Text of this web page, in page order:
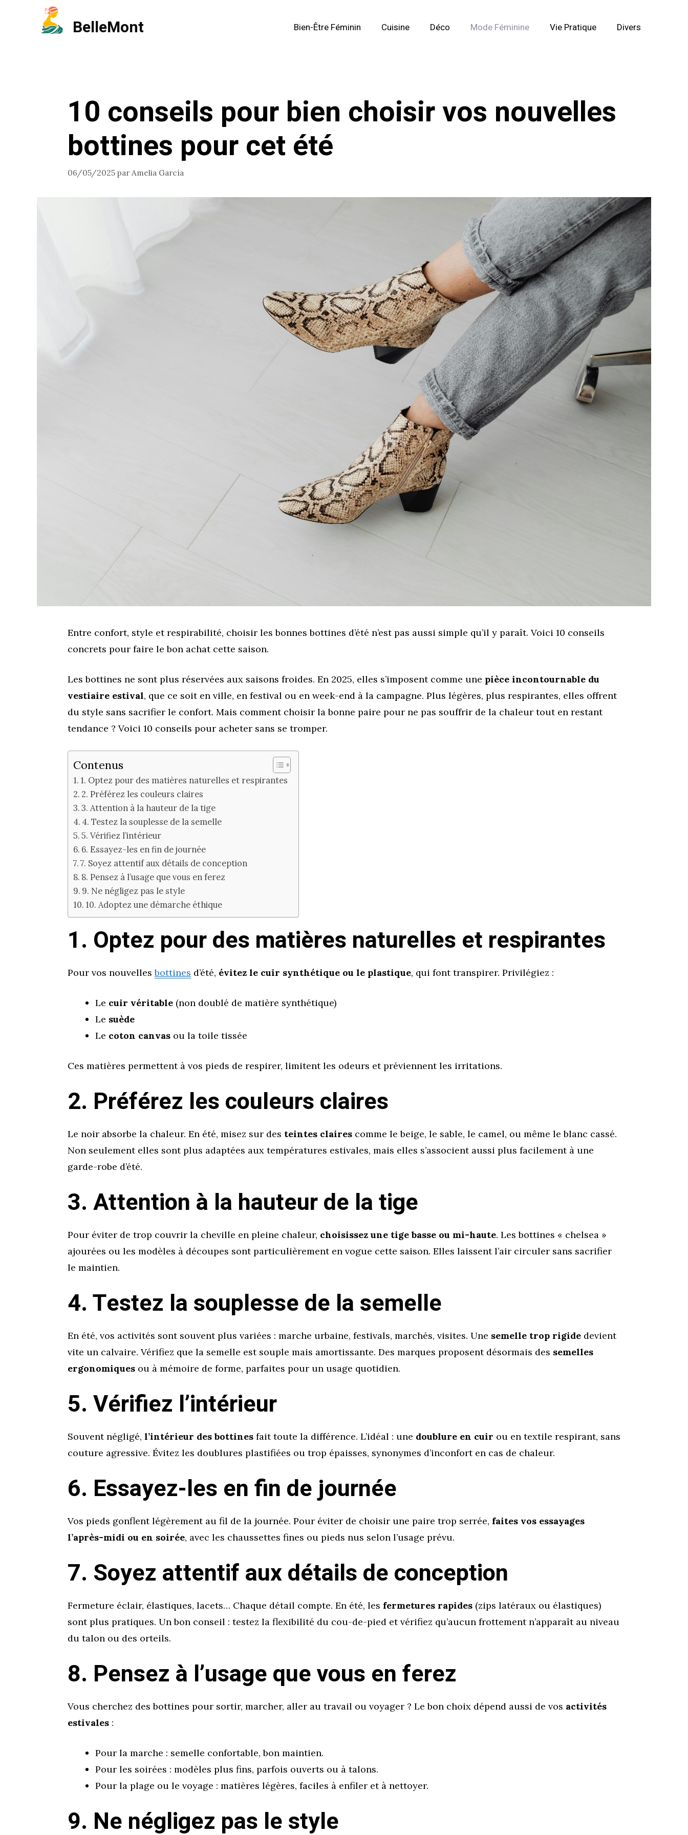
BelleMont Bien-Être Féminin Cuisine Déco Mode Féminine Vie Pratique Divers
10 conseils pour bien choisir vos nouvelles
bottines pour cet été
06/05/2025 par Amelia García
Entre confort, style et respirabilité, choisir les bonnes bottines d’été n’est pas aussi simple qu’il y paraît. Voici 10 conseils
concrets pour faire le bon achat cette saison.
Les bottines ne sont plus réservées aux saisons froides. En 2025, elles s’imposent comme une pièce incontournable du
vestiaire estival, que ce soit en ville, en festival ou en week-end à la campagne. Plus légères, plus respirantes, elles offrent
du style sans sacrifier le confort. Mais comment choisir la bonne paire pour ne pas souffrir de la chaleur tout en restant
tendance ? Voici 10 conseils pour acheter sans se tromper.
Contenus
1. Optez pour des matières naturelles et respirantes
2. Préférez les couleurs claires
3. Attention à la hauteur de la tige
4. Testez la souplesse de la semelle
5. Vérifiez l’intérieur
6. Essayez-les en fin de journée
7. Soyez attentif aux détails de conception
8. Pensez à l’usage que vous en ferez
9. Ne négligez pas le style
10. Adoptez une démarche éthique
1. Optez pour des matières naturelles et respirantes
Pour vos nouvellesbottines d’été, évitez le cuir synthétique ou le plastique, qui font transpirer. Privilégiez :
Le cuir véritable (non doublé de matière synthétique)
Le suède
Le coton canvas ou la toile tissée
Ces matières permettent à vos pieds de respirer, limitent les odeurs et préviennent les irritations.
2. Préférez les couleurs claires
Le noir absorbe la chaleur. En été, misez sur des teintes claires comme le beige, le sable, le camel, ou même le blanc cassé.
Non seulement elles sont plus adaptées aux températures estivales, mais elles s’associent aussi plus facilement à une
garde-robe d’été.
3. Attention à la hauteur de la tige
Pour éviter de trop couvrir la cheville en pleine chaleur, choisissez une tige basse ou mi-haute. Les bottines « chelsea »
ajourées ou les modèles à découpes sont particulièrement en vogue cette saison. Elles laissent l’air circuler sans sacrifier
le maintien.
4. Testez la souplesse de la semelle
En été, vos activités sont souvent plus variées : marche urbaine, festivals, marchés, visites. Une semelle trop rigide devient
vite un calvaire. Vérifiez que la semelle est souple mais amortissante. Des marques proposent désormais des semelles
ergonomiques ou à mémoire de forme, parfaites pour un usage quotidien.
5. Vérifiez l’intérieur
Souvent négligé, l’intérieur des bottines fait toute la différence. L’idéal : une doublure en cuir ou en textile respirant, sans
couture agressive. Évitez les doublures plastifiées ou trop épaisses, synonymes d’inconfort en cas de chaleur.
6. Essayez-les en fin de journée
Vos pieds gonflent légèrement au fil de la journée. Pour éviter de choisir une paire trop serrée, faites vos essayages
l’après-midi ou en soirée, avec les chaussettes fines ou pieds nus selon l’usage prévu.
7. Soyez attentif aux détails de conception
Fermeture éclair, élastiques, lacets… Chaque détail compte. En été, les fermetures rapides (zips latéraux ou élastiques)
sont plus pratiques. Un bon conseil : testez la flexibilité du cou-de-pied et vérifiez qu’aucun frottement n’apparaît au niveau
du talon ou des orteils.
8. Pensez à l’usage que vous en ferez
Vous cherchez des bottines pour sortir, marcher, aller au travail ou voyager ? Le bon choix dépend aussi de vos activités
estivales :
Pour la marche : semelle confortable, bon maintien.
Pour les soirées : modèles plus fins, parfois ouverts ou à talons.
Pour la plage ou le voyage : matières légères, faciles à enfiler et à nettoyer.
9. Ne négligez pas le style